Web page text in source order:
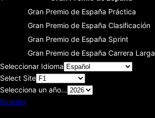
Gran Premio de España Práctica
Gran Premio de España Clasificación
Gran Premio de España Sprint
Gran Premio de España Carrera Larga
Seleccionar Idioma
Select Site
Selecciona un año...
Bluesky